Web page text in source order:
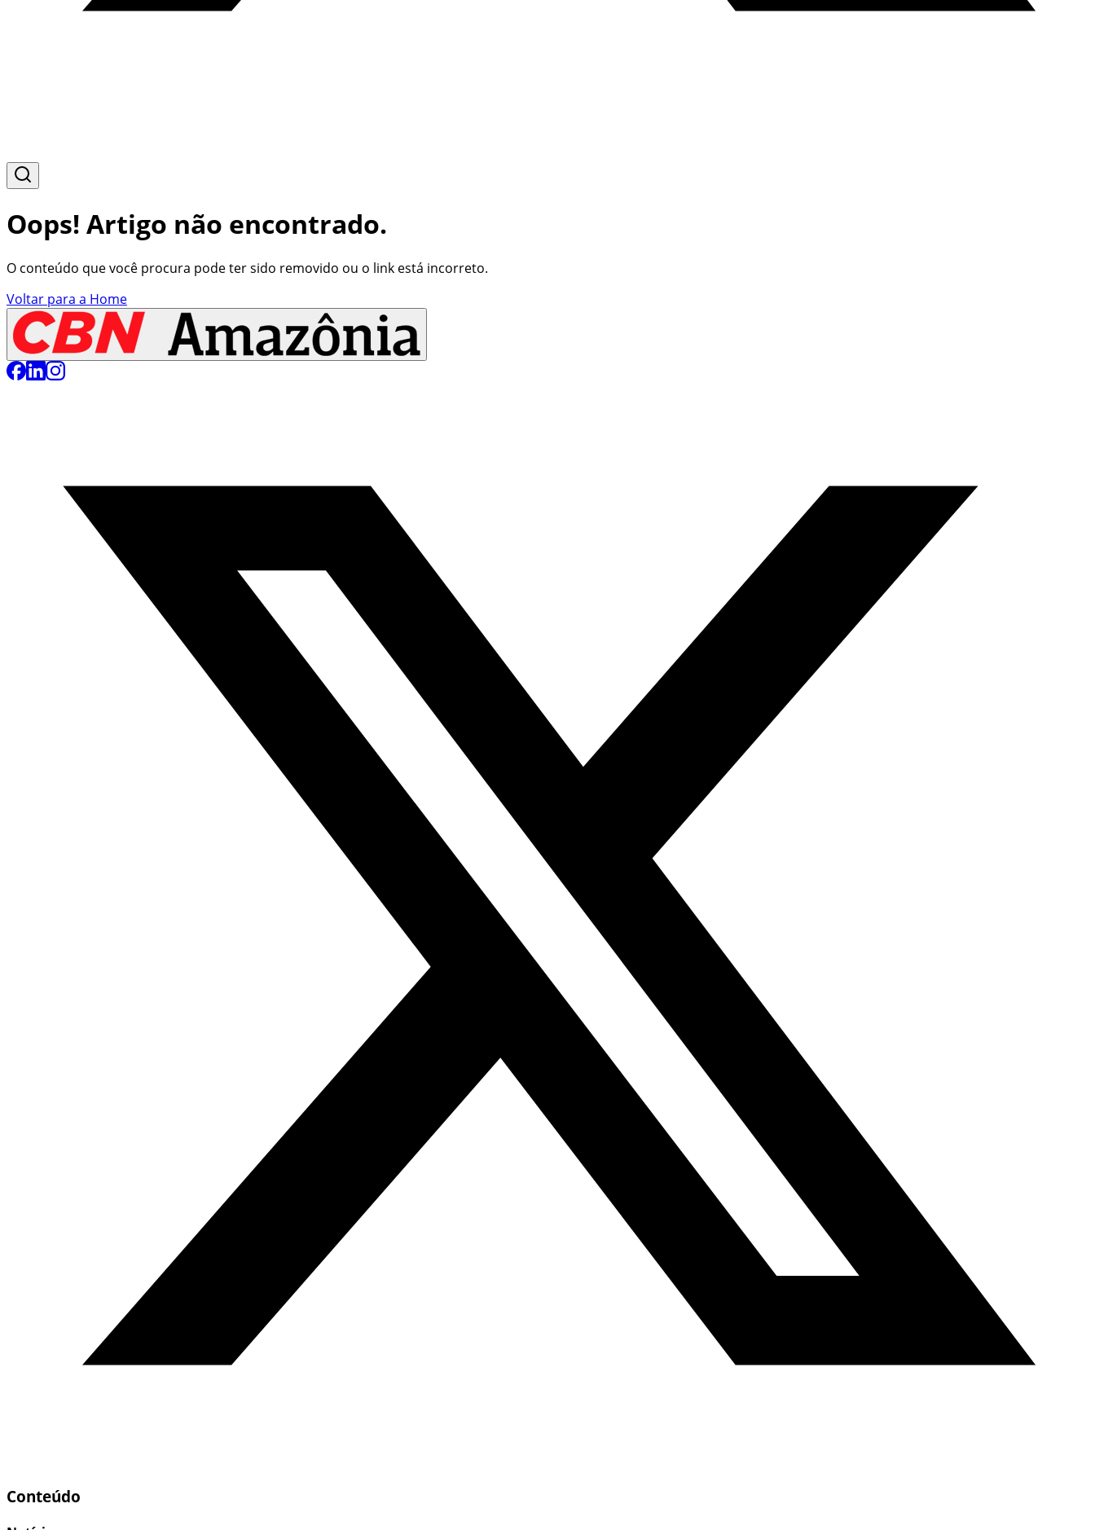
Oops! Artigo não encontrado.
O conteúdo que você procura pode ter sido removido ou o link está incorreto.
Voltar para a Home
Conteúdo